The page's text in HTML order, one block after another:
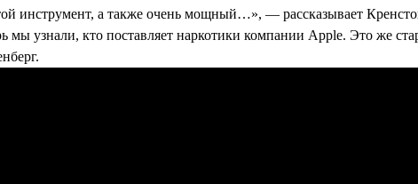
инструмент, а также очень мощный…», — рассказывает
мы узнали, кто поставляет наркотики компании Apple. Это же